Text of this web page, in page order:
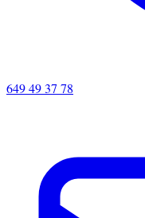
649 49 37 78